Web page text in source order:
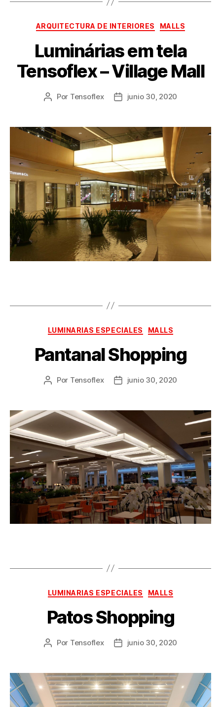
ARQUITECTURA DE INTERIORES MALLS
Luminárias em tela
Tensoflex – Village Mall
Por Tensoflex junio 30, 2020
LUMINARIAS ESPECIALES MALLS
Pantanal Shopping
Por Tensoflex junio 30, 2020
LUMINARIAS ESPECIALES MALLS
Patos Shopping
Por Tensoflex junio 30, 2020